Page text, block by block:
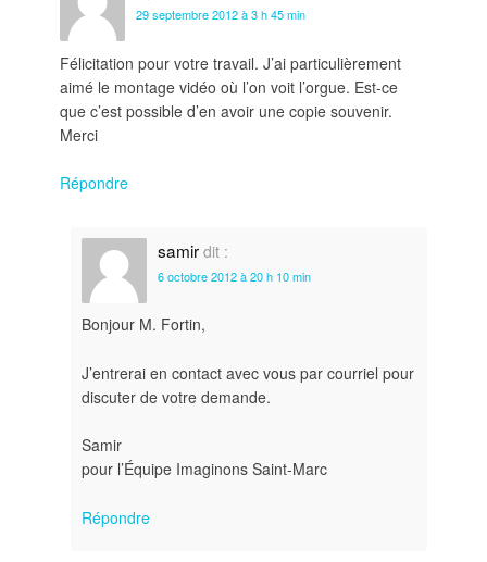
29 septembre 2012 à 3 h 45 min
Félicitation pour votre travail. J’ai particulièrement
aimé le montage vidéo où l’on voit l’orgue. Est-ce
que c’est possible d’en avoir une copie souvenir.
Merci
Répondre
samir dit :
6 octobre 2012 à 20 h 10 min
Bonjour M. Fortin,
J’entrerai en contact avec vous par courriel pour
discuter de votre demande.
Samir
pour l’Équipe Imaginons Saint-Marc
Répondre